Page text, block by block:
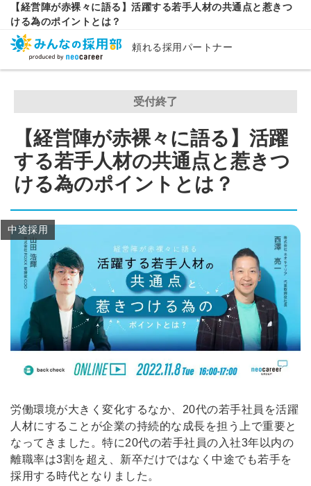
【経営陣が赤裸々に語る】活躍する若手人材の共通点と惹きつ
ける為のポイントとは？
頼れる採用パートナー
受付終了
【経営陣が赤裸々に語る】活躍
する若手人材の共通点と惹きつ
ける為のポイントとは？
中途採用
労働環境が大きく変化するなか、20代の若手社員を活躍
人材にすることが企業の持続的な成長を担う上で重要と
なってきました。特に20代の若手社員の入社3年以内の
離職率は3割を超え、新卒だけではなく中途でも若手を
採用する時代となりました。